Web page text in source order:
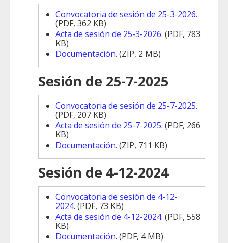
Convocatoria de sesión de 25-3-2026.
(PDF, 362 KB)
Acta de sesión de 25-3-2026. (PDF, 783
KB)
Documentación. (ZIP, 2 MB)
Sesión de 25-7-2025
Convocatoria de sesión de 25-7-2025.
(PDF, 207 KB)
Acta de sesión de 25-7-2025. (PDF, 266
KB)
Documentación. (ZIP, 711 KB)
Sesión de 4-12-2024
Convocatoria de sesión de 4-12-
2024. (PDF, 73 KB)
Acta de sesión de 4-12-2024. (PDF, 558
KB)
Documentación. (PDF, 4 MB)